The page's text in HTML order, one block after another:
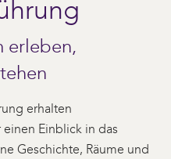
erleben,
erhalten
Einblick in das
Geschichte, Räume und